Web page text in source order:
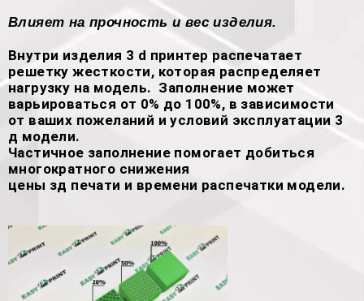
Влияет на прочность и вес изделия.
Внутри изделия 3 d принтер распечатает
решетку жесткости, которая распределяет
нагрузку на модель. Заполнение может
варьироваться от 0% до 100%, в зависимости
от ваших пожеланий и условий эксплуатации 3
д модели.
Частичное заполнение помогает добиться
многократного снижения
цены зд печати и времени распечатки модели.